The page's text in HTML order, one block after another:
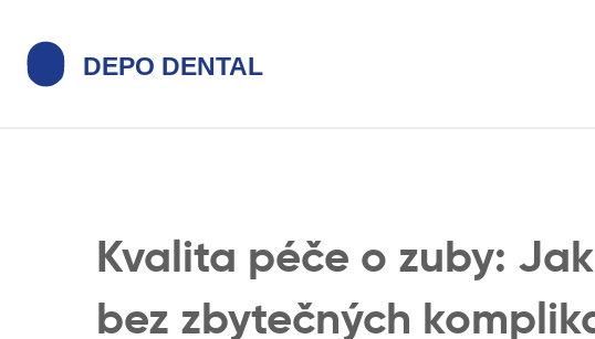
Kvalita péče o zuby:
bez zbytečných